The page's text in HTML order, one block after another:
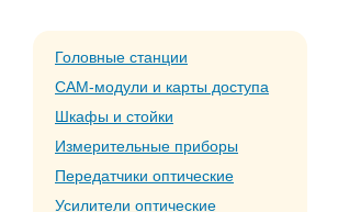
Головные станции
CAM-модули и карты доступа
Шкафы и стойки
Измерительные приборы
Передатчики оптические
Усилители оптические